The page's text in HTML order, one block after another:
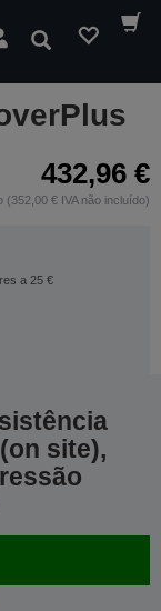
Pesquisar
432,96 €
(352,00 € IVA não incluído)
a 25 €
site),